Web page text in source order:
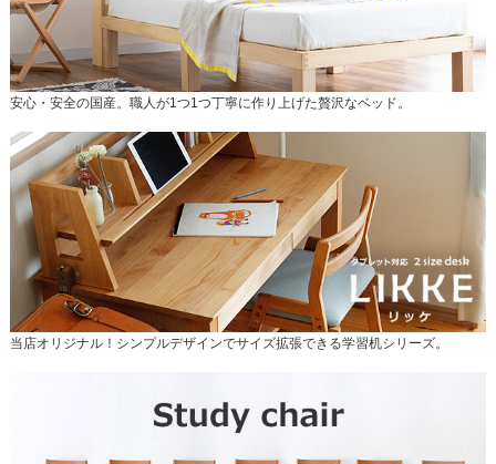
安心・安全の国産。職人が1つ1つ丁寧に作り上げた贅沢なベッド。
当店オリジナル！シンプルデザインでサイズ拡張できる学習机シリーズ。